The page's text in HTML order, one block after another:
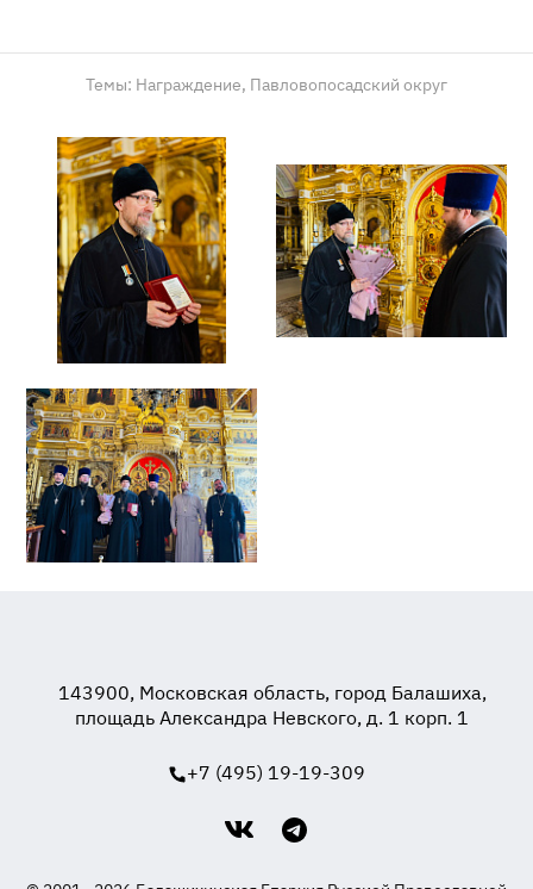
Темы: Награждение, Павловопосадский округ
143900, Московская область, город Балашиха,
площадь Александра Невского, д. 1 корп. 1
+7 (495) 19-19-309